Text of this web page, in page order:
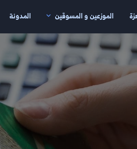
الموزعين و المسوقين المدونة